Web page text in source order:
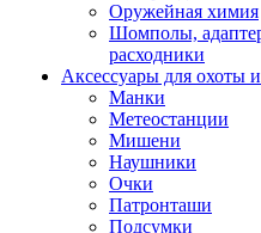
Оружейная химия
Шомполы,
расходники
Аксессуары для охоты
Манки
Метеостанции
Мишени
Наушники
Очки
Патронташи
Подсумки